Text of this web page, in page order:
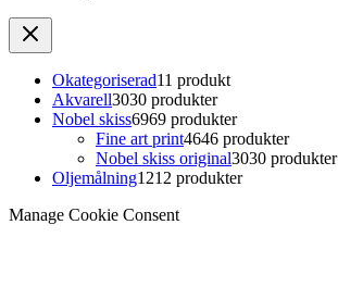
Okategoriserad11 produkt
Akvarell3030 produkter
Nobel skiss6969 produkter
Fine art print4646 produkter
Nobel skiss original3030 produkter
Oljemålning1212 produkter
Manage Cookie Consent